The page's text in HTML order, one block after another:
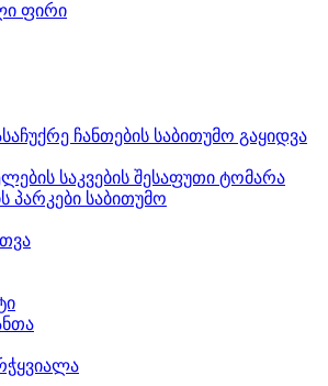
ფირი
ჩანთების საბითუმო გაყიდვა
საკვების შესაფუთი ტომარა
პარკები საბითუმო